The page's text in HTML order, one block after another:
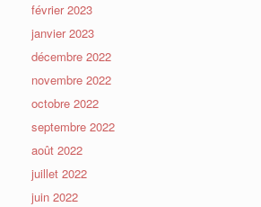
février 2023
janvier 2023
décembre 2022
novembre 2022
octobre 2022
septembre 2022
août 2022
juillet 2022
juin 2022